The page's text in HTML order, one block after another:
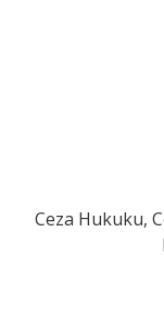
Ceza Hukuku,